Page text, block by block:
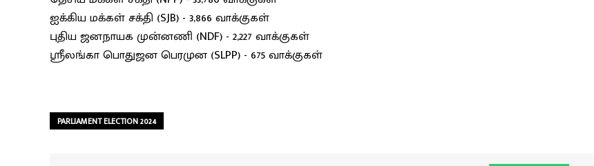
ஐக்கிய மக்கள் சக்தி (SJB) - 3,866 வாக்குகள்
புதிய ஜனநாயக முன்னணி (NDF) - 2,227 வாக்குகள்
ஶ்ரீலங்கா பொதுஜன பெரமுன (SLPP) - 675 வாக்குகள்
PARLIAMENT ELECTION 2024